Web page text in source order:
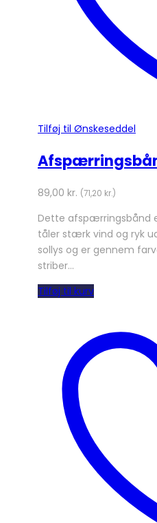
Tilføj til Ønskeseddel
89,00 kr. (71,20 kr.)
Dette afspærringsbånd
tåler stærk vind og ryk
sollys og er gennem
striber…
Tilføj til kurv